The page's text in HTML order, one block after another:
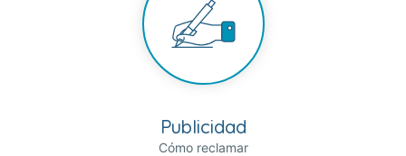
Publicidad
Cómo reclamar